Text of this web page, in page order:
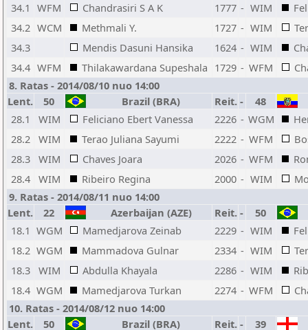
34.1
WFM Chandrasiri S A K 1777 - WIM
34.2 WCM Methmali Y. 1727 - WIM
34.3
Mendis Dasuni Hansika 1624 - WIM
34.4 WFM Thilakawardana Supeshala 1729 - WFM
8. Ratas - 2014/08/10 nuo 14:00
Lent.
50 Brazil (BRA) Reit. -
48
28.1
WIM Feliciano Ebert Vanessa 2226 - WGM
28.2 WIM Terao Juliana Sayumi 2222 - WFM
28.3 WIM Chaves Joara 2026 - WFM
28.4 WIM Ribeiro Regina 2000 - WIM
9. Ratas - 2014/08/11 nuo 14:00
Lent.
22 Azerbaijan (AZE) Reit. -
50
18.1 WGM Mamedjarova Zeinab 2229 - WIM
18.2 WGM Mammadova Gulnar 2334 - WIM
18.3 WIM Abdulla Khayala 2286 - WIM
18.4 WGM Mamedjarova Turkan 2274 - WFM
10. Ratas - 2014/08/12 nuo 14:00
Lent.
50 Brazil (BRA) Reit. -
39